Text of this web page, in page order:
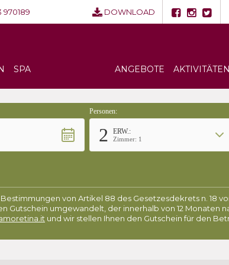
970189 DOWNLOAD
SPA AKTIVITÄTEN
ANGEBOTE
Personen:
2 ERW.:
Zimmer: 1
von Artikel 88 des Gesetzesdekrets n. 18
Gutschein umgewandelt, der innerhalb von 12 Monaten
und wir stellen Ihnen den Gutschein für den